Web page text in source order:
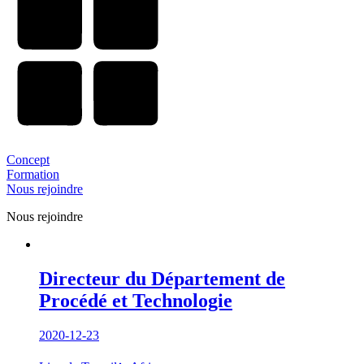
Concept
Formation
Nous rejoindre
Nous rejoindre
Directeur du Département de
Procédé et Technologie
2020-12-23